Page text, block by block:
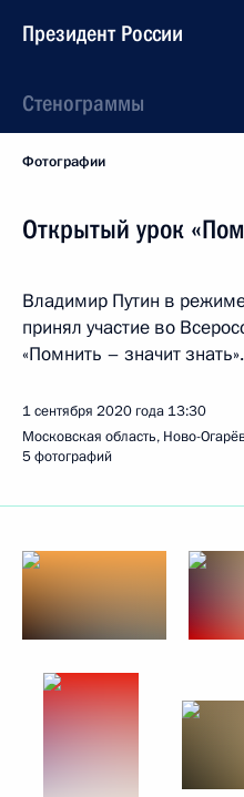
Президент России
Стенограммы
Фотографии
Открытый урок
Владимир Путин в
принял участие во
«Помнить – значит знать».
1 сентября 2020 года 13:30
Московская область, Ново-
5 фотографий